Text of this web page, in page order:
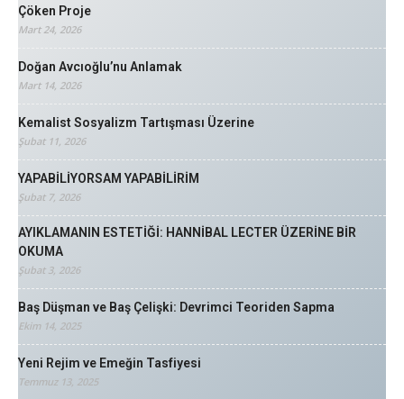
Çöken Proje
Mart 24, 2026
Doğan Avcıoğlu’nu Anlamak
Mart 14, 2026
Kemalist Sosyalizm Tartışması Üzerine
Şubat 11, 2026
YAPABİLİYORSAM YAPABİLİRİM
Şubat 7, 2026
AYIKLAMANIN ESTETİĞİ: HANNİBAL LECTER ÜZERİNE BİR
OKUMA
Şubat 3, 2026
Baş Düşman ve Baş Çelişki: Devrimci Teoriden Sapma
Ekim 14, 2025
Yeni Rejim ve Emeğin Tasfiyesi
Temmuz 13, 2025